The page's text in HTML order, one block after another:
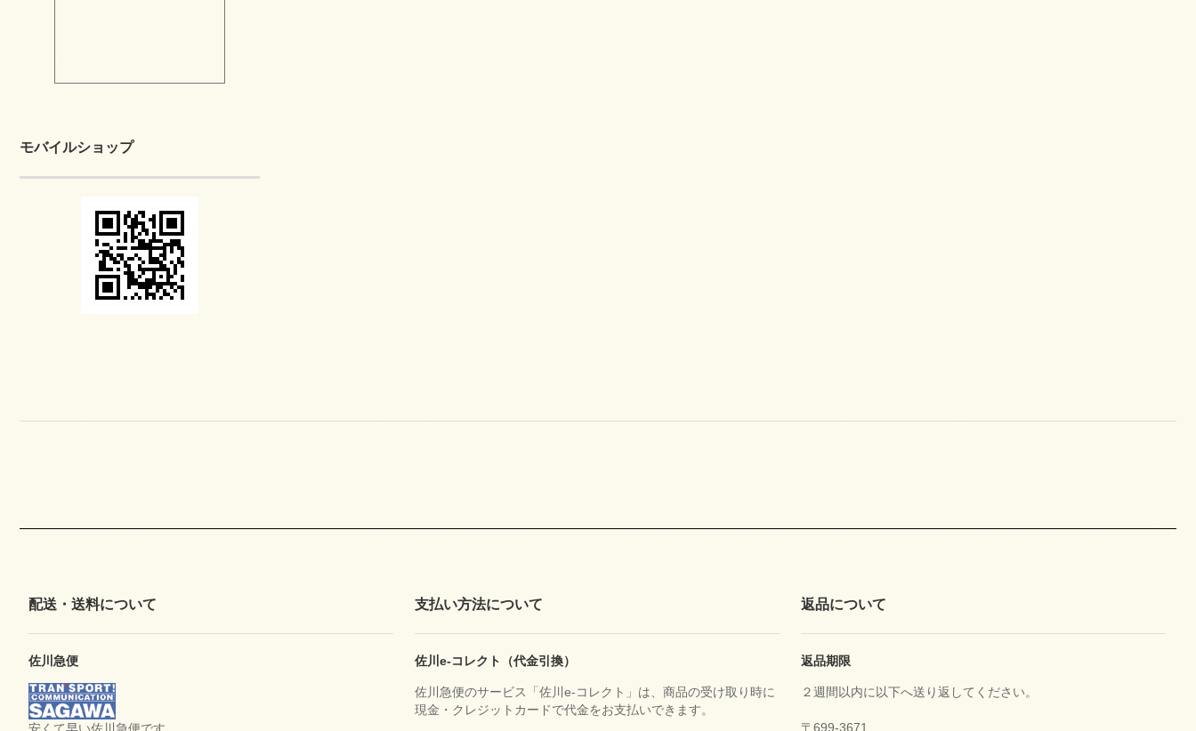
モバイルショップ
配送・送料について
佐川急便
支払い方法について
佐川e-コレクト（代金引換）
佐川急便のサービス「佐川e-コレクト」は、商品の受け取り時に
現金・クレジットカードで代金をお支払いできます。
返品について
返品期限
２週間以内に以下へ送り返してください。
〒699-3671